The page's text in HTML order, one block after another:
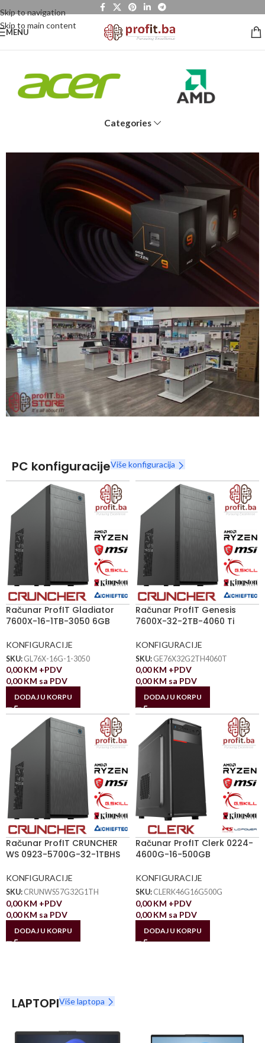
Skip to navigation
Skip to main content
MENU
Categories
Snaga radnih stanica nikada nije bila povoljnija
Nova Ryzen 7000 serija
Naruči
PC konfiguracijeViše konfiguracija
Računar ProfIT Gladiator
7600X-16-1TB-3050 6GB
KONFIGURACIJE
SKU: GL76X-16G-1-3050
0,00KM +PDV
0,00KM sa PDV
DODAJ U KORPU
Računar ProfIT Genesis
7600X-32-2TB-4060 Ti
KONFIGURACIJE
SKU: GE76X32G2TH4060T
0,00KM +PDV
0,00KM sa PDV
DODAJ U KORPU
Računar ProfIT CRUNCHER
WS 0923-5700G-32-1TBHS
KONFIGURACIJE
SKU: CRUNWS57G32G1TH
0,00KM +PDV
0,00KM sa PDV
DODAJ U KORPU
Računar ProfIT Clerk 0224-
4600G-16-500GB
KONFIGURACIJE
SKU: CLERK46G16G500G
0,00KM +PDV
0,00KM sa PDV
DODAJ U KORPU
LAPTOPIViše laptopa